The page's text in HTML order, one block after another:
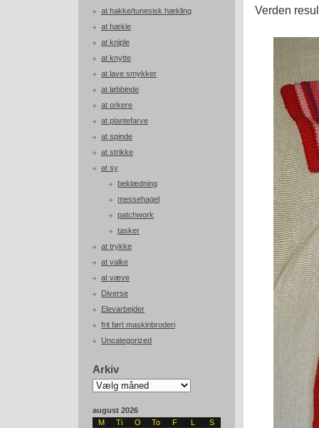
at hakke/tunesisk hækling
at hækle
at kniple
at knytte
at lave smykker
at løbbinde
at orkere
at plantefarve
at spinde
at strikke
at sy
beklædning
messehagel
patchwork
tasker
at trykke
at valke
at væve
Diverse
Elevarbejder
frit ført maskinbroderi
Uncategorized
Arkiv
Arkiv
august 2026
M
Ti O To F L
S
Verden